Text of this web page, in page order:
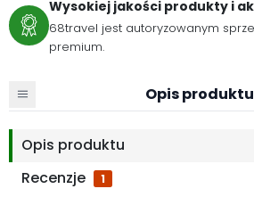
Wysokiej jakości produkty i
68travel jest autoryzowanym
premium.
Opis produktu
Opis produktu
Recenzje
1